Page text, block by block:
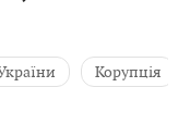
Корупція